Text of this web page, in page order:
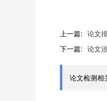
上一篇: 论文
下一篇: 论文
论文检测相